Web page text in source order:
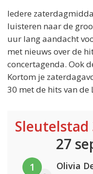
Iedere
luisteren naar de
uur lang aandacht
met nieuws over de
concertagenda. Ook
Kortom je
30 met de hits van de
Sleutelstad
27
1 Olivia